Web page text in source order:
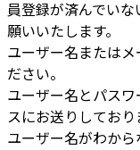
員登録が済んでい
願いいたします。
ユーザー名または
ださい。
ユーザー名とパス
スにお送りしており
ユーザー名がわか